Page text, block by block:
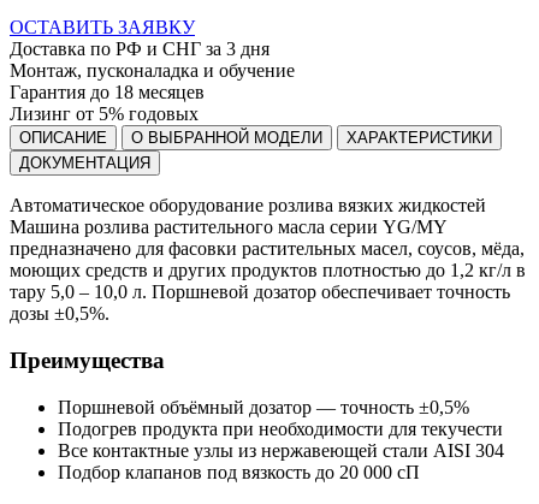
ОСТАВИТЬ ЗАЯВКУ
Доставка по РФ и СНГ за 3 дня
Монтаж, пусконаладка и обучение
Гарантия до 18 месяцев
Лизинг от 5% годовых
ОПИСАНИЕ О ВЫБРАННОЙ МОДЕЛИ
ХАРАКТЕРИСТИКИ
ДОКУМЕНТАЦИЯ
Автоматическое оборудование розлива вязких жидкостей
Машина розлива растительного масла серии YG/MY
предназначено для фасовки растительных масел, соусов, мёда,
моющих средств и других продуктов плотностью до 1,2 кг/л в
тару 5,0 – 10,0 л. Поршневой дозатор обеспечивает точность
дозы ±0,5%.
Преимущества
Поршневой объёмный дозатор — точность ±0,5%
Подогрев продукта при необходимости для текучести
Все контактные узлы из нержавеющей стали AISI 304
Подбор клапанов под вязкость до 20 000 сП